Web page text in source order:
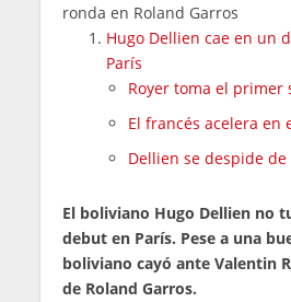
ronda en Roland Garros
Hugo Dellien cae en un
París
Royer toma el primer
El francés acelera en
Dellien se despide de
El boliviano Hugo Dellien no
debut en París. Pese a una
boliviano cayó ante Valentin
de Roland Garros.